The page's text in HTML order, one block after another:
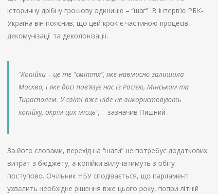
історичну дрібну грошову одиницю – “шаг”. В інтерв’ю РБК-
Україна він пояснив, що цей крок є частиною процесів
декомунізації та деколонізації.
“Копійки – це те “сміття”, яке навмисно залишила
Москва, і яке досі пов’язує нас із Росією, Мінськом та
Тирасполем. У світі вже ніде не використовують
копійку, окрім цих місць“, – зазначив Пишний.
За його словами, перехід на “шаги” не потребує додаткових
витрат з бюджету, а копійки вилучатимуть з обігу
поступово. Очільник НБУ сподівається, що парламент
ухвалить необхідне рішення вже цього року, попри літній